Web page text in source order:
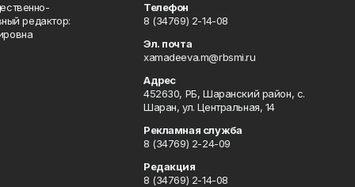
редактор:
Телефон
8 (34769) 2-14-08
Эл. почта
xamadeeva.m@rbsmi.ru
Адрес
452630, РБ, Шаранский район, с.
Шаран, ул. Центральная, 14
Рекламная служба
8 (34769) 2-24-09
Редакция
8 (34769) 2-14-08